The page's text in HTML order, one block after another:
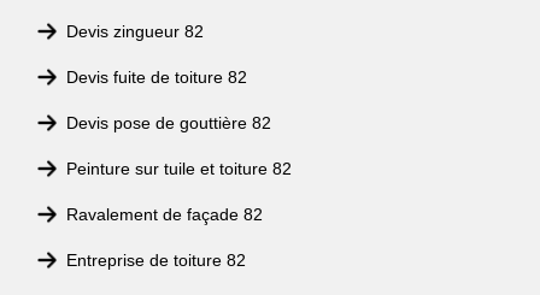
Devis zingueur 82
Devis fuite de toiture 82
Devis pose de gouttière 82
Peinture sur tuile et toiture 82
Ravalement de façade 82
Entreprise de toiture 82